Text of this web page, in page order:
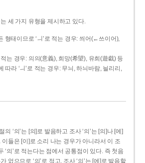
는 세 가지 유형을 제시하고 있다.
형태이므로 ‘ㅢ’로 적는 경우: 씌어(←쓰이어),
는 경우: 의의(意義), 희망(希望), 유희(遊戱) 등
라 ‘ㅢ’로 적는 경우: 무늬, 하늬바람, 늴리리,
의 ‘의’는 [의]로 발음하고 조사 ‘의’는 [의]나 [에]
들은 [이]로 소리 나는 경우가 아니라서 이 조
‘의’로 적는다는 점에서 공통점이 있다. 즉 첫음
없으므로 ‘의’로 적고, 조사 ‘의’는 [에]로 발음할